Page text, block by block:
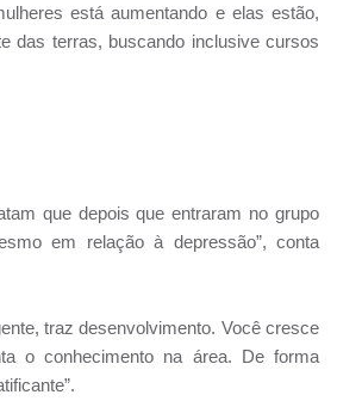
está aumentando e elas estão,
das terras, buscando inclusive cursos
que depois que entraram no grupo
em relação à depressão”, conta
traz desenvolvimento. Você cresce
o conhecimento na área. De forma